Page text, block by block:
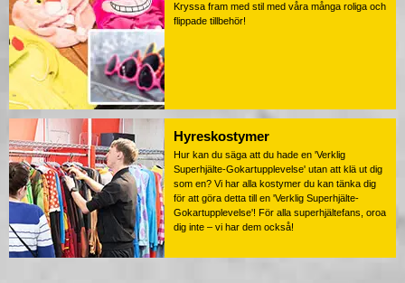
Kryssa fram med stil med våra många roliga och
flippade tillbehör!
Hyreskostymer
Hur kan du säga att du hade en 'Verklig
Superhjälte-Gokartupplevelse' utan att klä ut dig
som en? Vi har alla kostymer du kan tänka dig
för att göra detta till en 'Verklig Superhjälte-
Gokartupplevelse'! För alla superhjältefans, oroa
dig inte – vi har dem också!